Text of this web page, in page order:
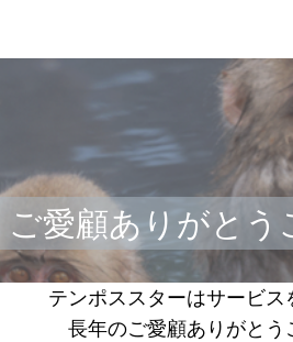
ご愛顧ありがとう
テンポススターはサービス
長年のご愛顧ありがとう